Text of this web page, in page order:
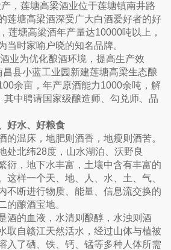
，莲塘高梁酒业位于莲塘镇南井路
莲塘高梁酒深受广大白酒爱好者的好
莲塘高梁酒年产量达10000吨以上，
当时家喻户晓的知名品牌。
业为优化酿酒环境，提高生产效
县小蓝工业园新建莲塘高梁生态酿
余亩，年产原酒能力1000余吨，解
其中聘请国家级酿造师、勾兑师、品
好水、好粮食
的温床，地肥则酒香，地瘦则酒苦。
处北纬28度，山水湖泊、沃野良
衍，地下水丰富，土壤中含有丰富的
这样一个天、地、人、水、土、气、
不断进行物质、能量、信息流交换的
的酿酒宝地。
酒的血液，水清则酿醇，水浊则酒
取自赣江天然活水，经过山体与植被
入了硒、铁、钙、锰等多种人体所需